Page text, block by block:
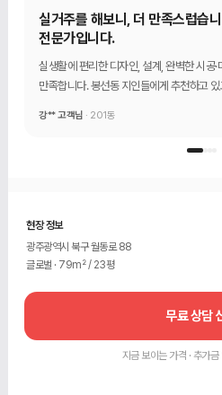
실거주를 해보니, 더 만족스럽습니
전문가입니다.
실생활에 편리한 디자인, 설계, 완벽한 시공·
만족합니다. 봉선동 지인들에게 추천하고
강** 고객님 · 201동
현장 정보
광주광역시 북구 월동로 88
글로벌 · 79m² / 23평
무료 상담
지금 보이는 가격 · 추가금